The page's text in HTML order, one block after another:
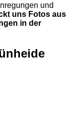
und
uns Fotos aus
in der